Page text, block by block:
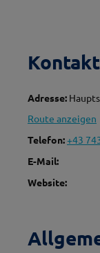
Adresse:
Route anzeigen
Telefon:+43
E-Mail:
Website: